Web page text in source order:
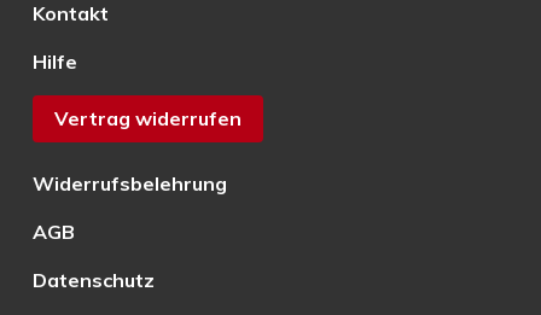
Kontakt
Hilfe
Vertrag widerrufen
Widerrufsbelehrung
AGB
Datenschutz